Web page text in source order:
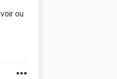
ou